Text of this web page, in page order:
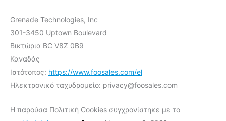
Grenade Technologies, Inc
301-3450 Uptown Boulevard
Βικτώρια BC V8Z 0B9
Καναδάς
Ιστότοπος: https://www.foosales.com/el
Ηλεκτρονικό ταχυδρομείο: privacy@foosales.com
Η παρούσα Πολιτική Cookies συγχρονίστηκε με το